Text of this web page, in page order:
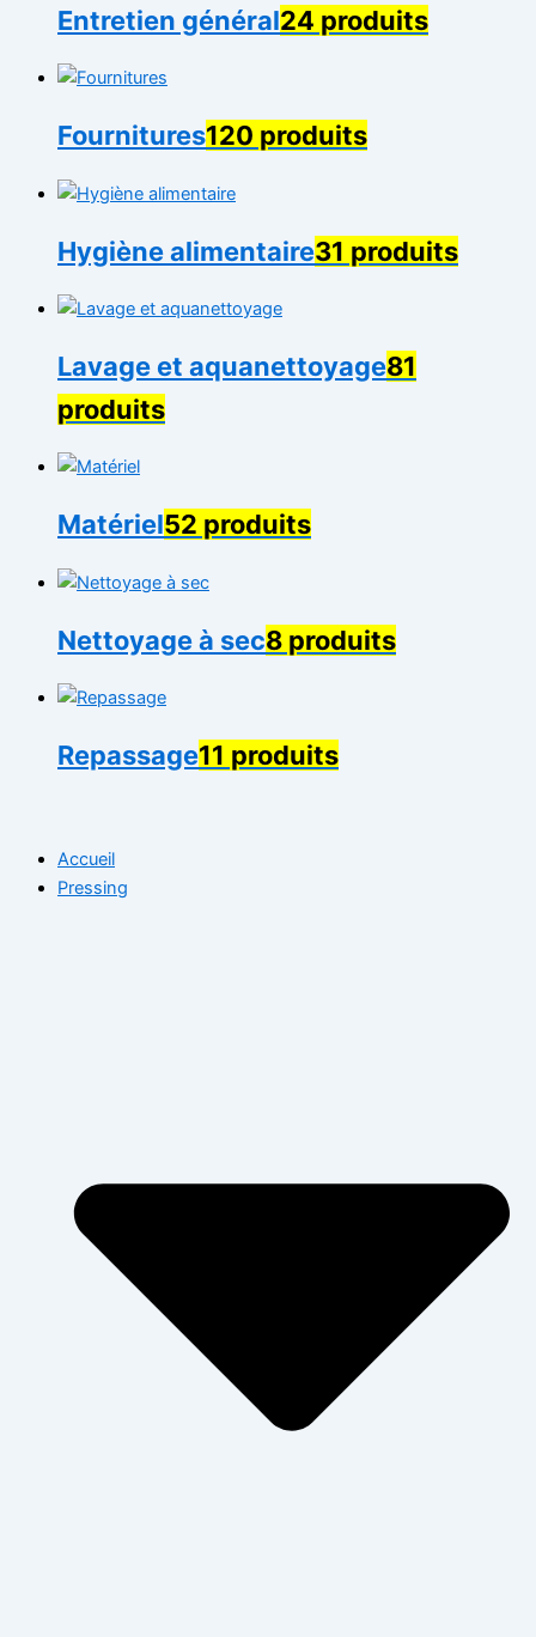
Entretien général24 produits
Fournitures120 produits
Hygiène alimentaire31 produits
Lavage et aquanettoyage81
produits
Matériel52 produits
Nettoyage à sec8 produits
Repassage11 produits
Accueil
Pressing